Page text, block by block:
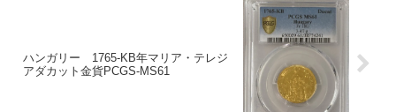
ハンガリー 1765-KB年マリア・テレジ
アダカット金貨PCGS-MS61